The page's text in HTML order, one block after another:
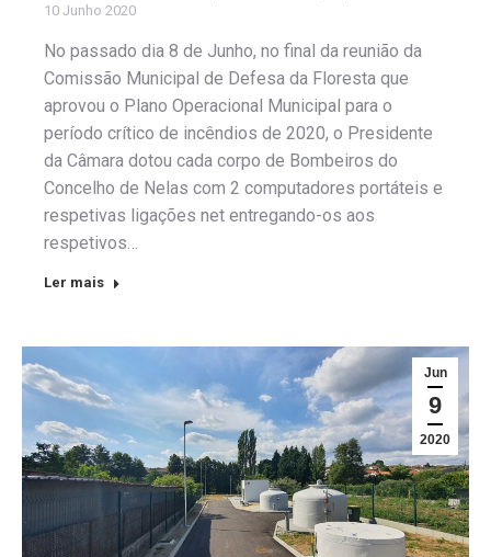
10 Junho 2020
No passado dia 8 de Junho, no final da reunião da
Comissão Municipal de Defesa da Floresta que
aprovou o Plano Operacional Municipal para o
período crítico de incêndios de 2020, o Presidente
da Câmara dotou cada corpo de Bombeiros do
Concelho de Nelas com 2 computadores portáteis e
respetivas ligações net entregando-os aos
respetivos…
Ler mais
Jun
9
2020